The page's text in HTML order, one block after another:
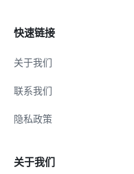
快速链接
关于我们
联系我们
隐私政策
关于我们